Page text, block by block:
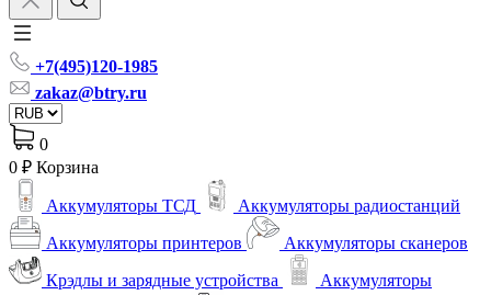
+7(495)120-1985
zakaz@btry.ru
0
0 ₽ Корзина
Аккумуляторы ТСД
Аккумуляторы радиостанций
Аккумуляторы принтеров
Аккумуляторы сканеров
Крэдлы и зарядные устройства
Аккумуляторы